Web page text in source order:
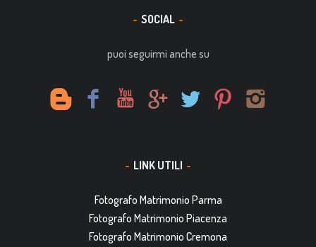
SOCIAL
puoi seguirmi anche su
LINK UTILI
Fotografo Matrimonio Parma
Fotografo Matrimonio Piacenza
Fotografo Matrimonio Cremona